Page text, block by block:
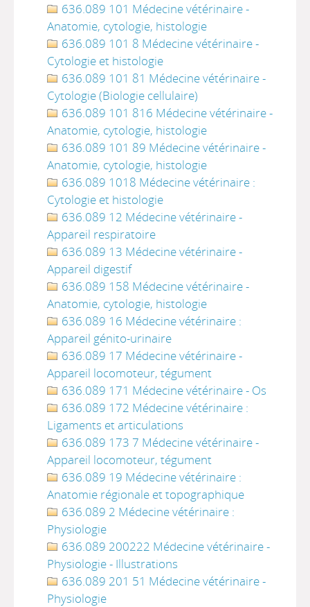
636.089 101 Médecine vétérinaire -
Anatomie, cytologie, histologie
636.089 101 8 Médecine vétérinaire -
Cytologie et histologie
636.089 101 81 Médecine vétérinaire -
Cytologie (Biologie cellulaire)
636.089 101 816 Médecine vétérinaire -
Anatomie, cytologie, histologie
636.089 101 89 Médecine vétérinaire -
Anatomie, cytologie, histologie
636.089 1018 Médecine vétérinaire :
Cytologie et histologie
636.089 12 Médecine vétérinaire -
Appareil respiratoire
636.089 13 Médecine vétérinaire -
Appareil digestif
636.089 158 Médecine vétérinaire -
Anatomie, cytologie, histologie
636.089 16 Médecine vétérinaire :
Appareil génito-urinaire
636.089 17 Médecine vétérinaire -
Appareil locomoteur, tégument
636.089 171 Médecine vétérinaire - Os
636.089 172 Médecine vétérinaire :
Ligaments et articulations
636.089 173 7 Médecine vétérinaire -
Appareil locomoteur, tégument
636.089 19 Médecine vétérinaire :
Anatomie régionale et topographique
636.089 2 Médecine vétérinaire :
Physiologie
636.089 200222 Médecine vétérinaire -
Physiologie - Illustrations
636.089 201 51 Médecine vétérinaire -
Physiologie